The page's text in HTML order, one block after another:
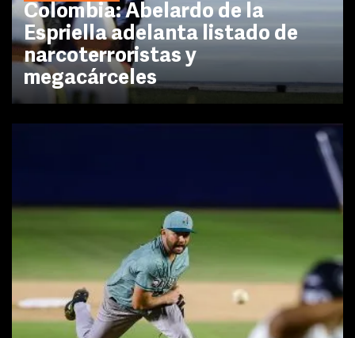
Colombia: Abelardo de la
Espriella adelanta listado de
narcoterroristas y
megacárceles